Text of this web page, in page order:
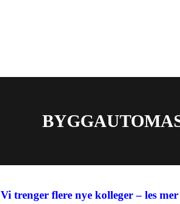
Vi trenger flere nye kolleger – les